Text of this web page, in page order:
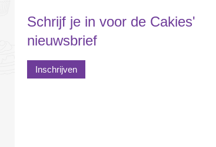
Schrijf je in voor de Cakies'
nieuwsbrief
Inschrijven